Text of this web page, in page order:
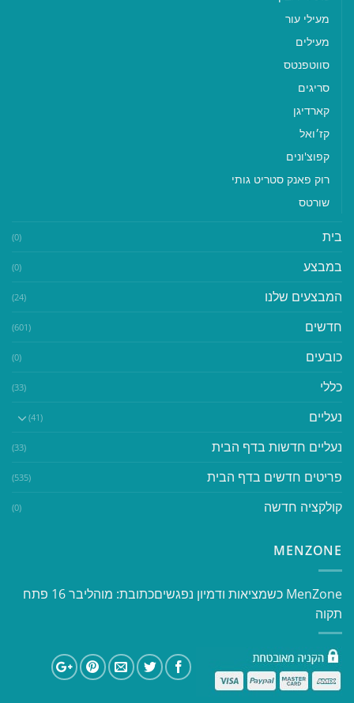
מעילי עור
מעילים
סווטפנטס
סריגים
קארדיגן
קז׳ואל
קפוצ'ונים
רוק פאנק סטריט גותי
שורטס
בית (0)
במבצע (0)
המבצעים שלנו (24)
חדשים (601)
כובעים (0)
כללי (33)
נעליים (41)
נעליים חדשות בדף הבית (33)
פריטים חדשים בדף הבית (535)
קולקציה חדשה (0)
MENZONE
​​MenZone כשמציאות ודמיון נפגשים​ כתובת: מוהליבר 16 פתח
תקוה